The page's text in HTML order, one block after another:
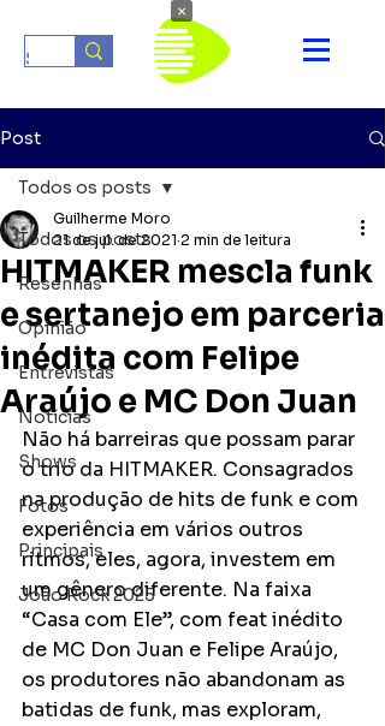
Post
Todos os posts
Resenhas
Opinião
Entrevistas
Notícias
Shows
Fotos
Principais
João Rock 2025
Todos os posts
HITMAKER mescla funk
e sertanejo em parceria
inédita com Felipe
Araújo e MC Don Juan
Guilherme Moro
21 de jul. de 2021 2 min de leitura
Não há barreiras que possam parar
o trio da HITMAKER. Consagrados
na produção de hits de funk e com
experiência em vários outros
ritmos, eles, agora, investem em
um gênero diferente. Na faixa
“Casa com Ele”, com feat inédito
de MC Don Juan e Felipe Araújo,
os produtores não abandonam as
batidas de funk, mas exploram,
×